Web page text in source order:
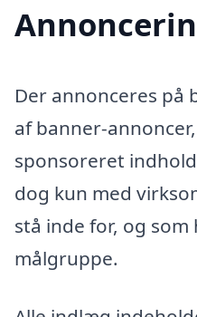
Der annonceres på
af banner-
sponsoreret
dog kun med
stå inde for, og
målgruppe.